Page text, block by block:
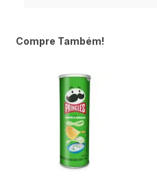
Compre Também!